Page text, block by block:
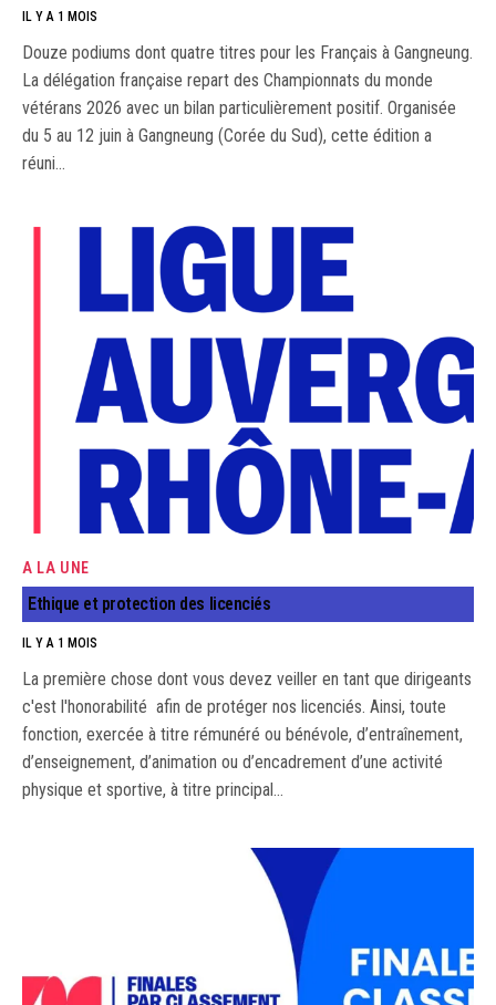
IL Y A 1 MOIS
Douze podiums dont quatre titres pour les Français à Gangneung.
La délégation française repart des Championnats du monde
vétérans 2026 avec un bilan particulièrement positif. Organisée
du 5 au 12 juin à Gangneung (Corée du Sud), cette édition a
réuni…
A LA UNE
Ethique et protection des licenciés
IL Y A 1 MOIS
La première chose dont vous devez veiller en tant que dirigeants
c'est l'honorabilité afin de protéger nos licenciés. Ainsi, toute
fonction, exercée à titre rémunéré ou bénévole, d’entraînement,
d’enseignement, d’animation ou d’encadrement d’une activité
physique et sportive, à titre principal…